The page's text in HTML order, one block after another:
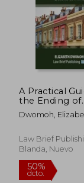
A Practical
the Ending of
Assured
Tenancies -
Deposits and
Certificates in
Edition) (en
Dwomoh,
Law Brief
Blanda, Nuevo